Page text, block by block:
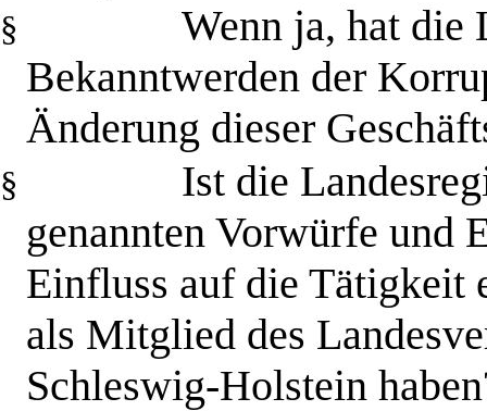
§
Wenn ja, hat die
Bekanntwerden der
Änderung dieser
§
Ist die
genannten Vorwürfe und
Einfluss auf die Tätigkeit
als Mitglied des
Schleswig-Holstein